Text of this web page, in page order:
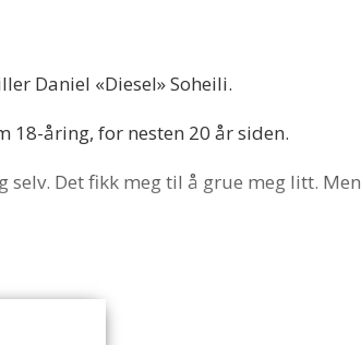
Daniel «Diesel» Soheili.
18-åring, for nesten 20 år siden.
selv. Det fikk meg til å grue meg litt. Men